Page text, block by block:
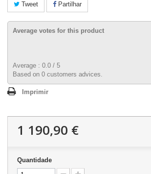
Tweet Partilhar
Average votes for this product
Average : 0.0 / 5
Based on 0 customers advices.
Imprimir
1 190,90 €
Quantidade